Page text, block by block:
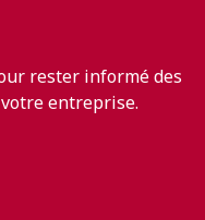
rester informé des
entreprise.